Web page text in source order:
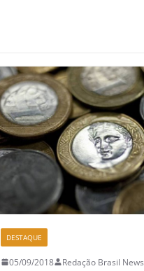
DESTAQUE
05/09/2018 Redação Brasil News